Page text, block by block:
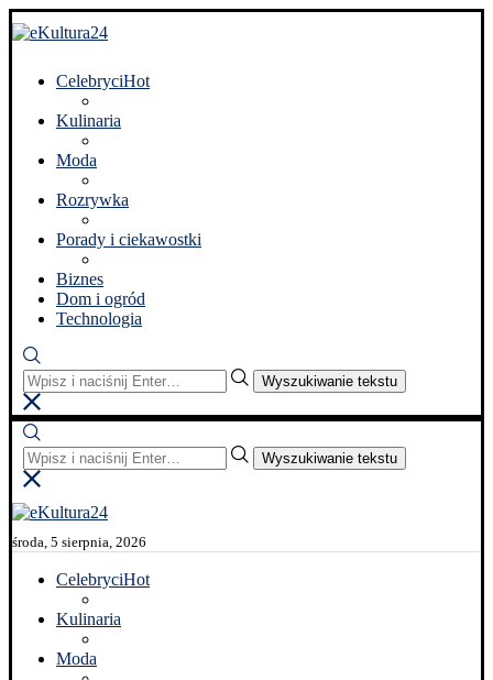
CelebryciHot
Kulinaria
Moda
Rozrywka
Porady i ciekawostki
Biznes
Dom i ogród
Technologia
Wyszukiwanie tekstu
Wyszukiwanie tekstu
środa, 5 sierpnia, 2026
CelebryciHot
Kulinaria
Moda